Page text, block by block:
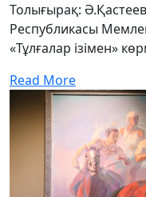
Толығырақ:
Республикасы
«Тұлғалар ізімен»
Read More